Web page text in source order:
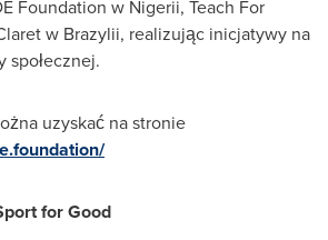
Foundation w Nigerii, Teach For
w Brazylii, realizując inicjatywy na
społecznej.
uzyskać na stronie
for Good